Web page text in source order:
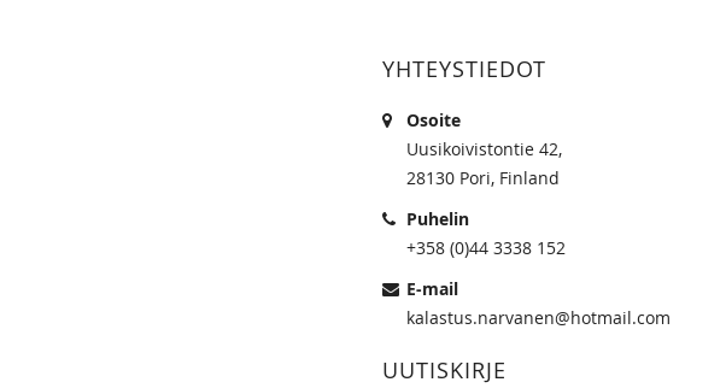
YHTEYSTIEDOT
Osoite
Uusikoivistontie 42,
28130 Pori, Finland
Puhelin
+358 (0)44 3338 152
E-mail
kalastus.narvanen@hotmail.com
UUTISKIRJE